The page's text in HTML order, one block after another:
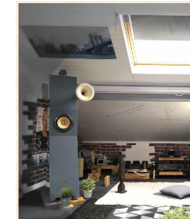
en
place
écoute
l’album
« Atta »
de
Sigus
Ros